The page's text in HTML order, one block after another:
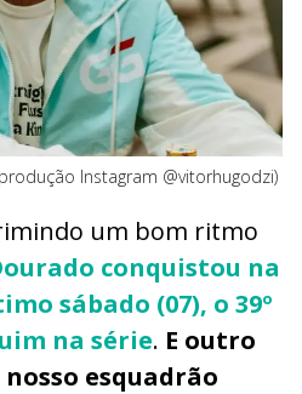
Instagram @vitorhugodzi)
um bom ritmo
conquistou na
sábado (07), o 39º
na série. E outro
esquadrão